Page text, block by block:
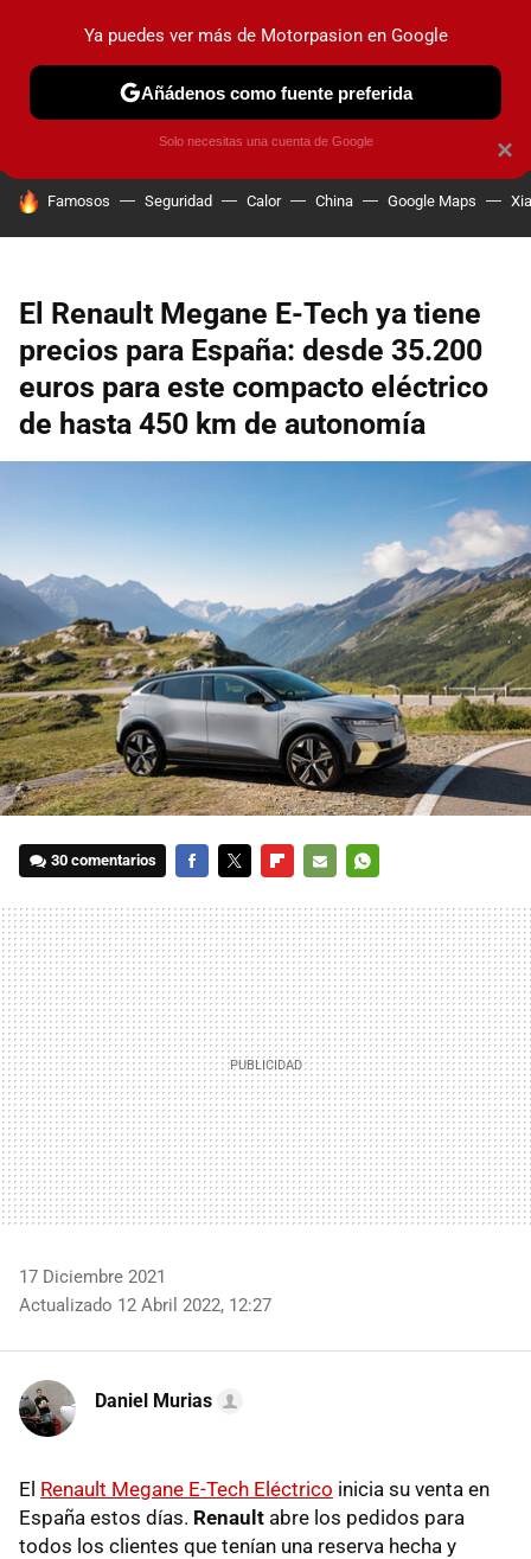
PRUEBAS COCHES ELÉCTRICOS OBSERVATORIO
HOY SE HABLA DE
Famosos Seguridad Calor China Google Maps
El Renault Megane E-Tech ya tiene
precios para España: desde 35.200
euros para este compacto eléctrico
de hasta 450 km de autonomía
30 comentarios
MAIL
17 Diciembre 2021
Actualizado 12 Abril 2022, 12:27
Daniel Murias
El Renault Megane E-Tech Eléctrico inicia su venta en
España estos días. Renault abre los pedidos para
todos los clientes que tenían una reserva hecha y
×
Ya puedes ver más de Motorpasion en Google
Añádenos como fuente preferida
Solo necesitas una cuenta de Google